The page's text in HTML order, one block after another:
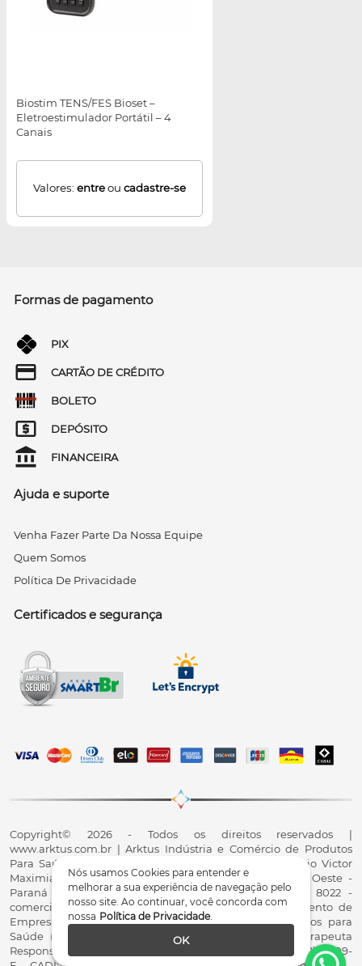
Nós usamos Cookies para entender e
melhorar a sua experiência de navegação pelo
nosso site. Ao continuar, você concorda com
nossa Política de Privacidade.
OK
Biostim TENS/FES Bioset –
Eletroestimulador Portátil – 4
Canais
Valores: entreou cadastre-se
Formas de pagamento
PIX
CARTÃO DE CRÉDITO
BOLETO
DEPÓSITO
FINANCEIRA
Ajuda e suporte
Venha Fazer Parte Da Nossa Equipe
Quem Somos
Política De Privacidade
Certificados e segurança
Copyright© 2026 - Todos os direitos reservados |
www.arktus.com.br | Arktus Indústria e Comércio de Produtos
Para Saúde Ltda | CNPJ: 01.417.367/0001-78 | R. Antônio Victor
Maximiano, 107, Parque Industrial II, Santa Tereza do Oeste -
Paraná - CEP 85825-900 - Fale conosco: 0800 200 8022 -
comercial@arktus.com.br | Autorização de Funcionamento de
Empresa - AFE/ANVISA - Para Fabricação de Produtos para
Saúde (Correlatos): 8.02.844-5 (UX418X102741) - Fisioterapeuta
Responsável Técnico Dr. Alex Fernando Zani - Crefito8(PR): 8409-